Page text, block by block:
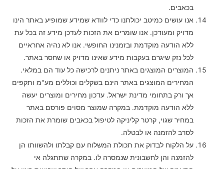
בכאבים.
אנו עושים כמיטב יכולתנו כדי לוודא שמידע שמופיע באתר הינו
מדויק ומעודכן. אנו שומרים את הזכות לעדכן מידע זה בכל עת
ללא הודעה מוקדמת ובזמנינו החופשי. אנו לא נהיה אחראיים
לכל נזק שיגרם בעקבות מידע שאינו מדויק או שחסר באתר.
המוצרים המוצגים באתר ניתנים לרכישה כל עוד הם במלאי.
המחירים המוצגים באתר הינם בשקלים וכוללים מע"מ ותקפים
אך ורק בתחומי מדינת ישראל. עדכון מחירים ומוצרים יעשה
ללא הודעה מוקדמת. במקרה שמוצר מסוים פורסם באתר
במחיר שגוי, קרטר קליניקה לטיפול בכאבים שומרת את הזכות
לסרב להזמנה או לבטלה.
על הלקוח לבדוק את תכולת המשלוח עם קבלתו ולהשוותו הן
להזמנה והן לחשבונית שנמסרה לו. במקרה שתתגלה אי